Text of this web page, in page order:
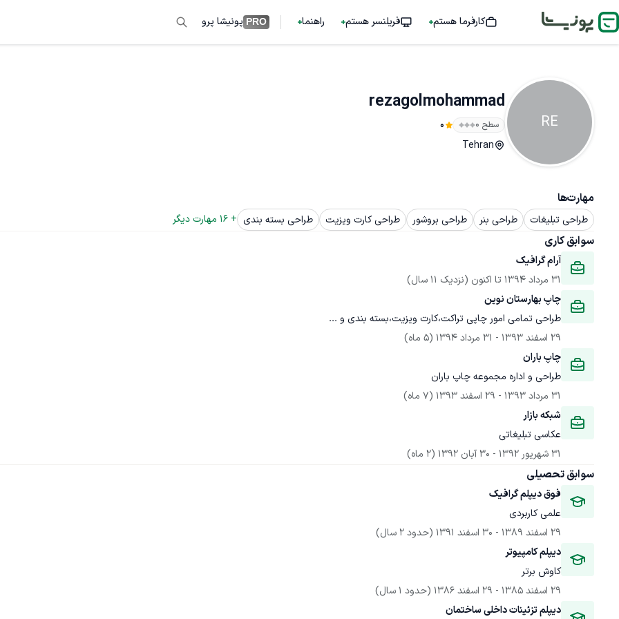
کارفرما هستم فریلنسر هستم راهنما PRO پونیشا پرو
RE
rezagolmohammad
سطح ۰ 0
Tehran
مهارت‌ها
طراحی تبلیغات طراحی بنر طراحی بروشور طراحی کارت ویزیت طراحی بسته بندی +
16 مهارت دیگر
سوابق کاری
آرام گرافیک
31 مرداد 1394
تا اکنون (نزدیک 11 سال)
چاپ بهارستان نوین
طراحی تمامی امور چاپی تراکت،کارت ویزیت،بسته بندی و ...
29 اسفند 1393
- 31 مرداد 1394
(5 ماه)
چاپ باران
طراحی و اداره مجموعه چاپ باران
31 مرداد 1393
- 29 اسفند 1393
(7 ماه)
شبکه بازار
عکاسی تبلیغاتی
31 شهریور 1392
- 30 آبان 1392 (2 ماه)
سوابق تحصیلی
فوق دیپلم گرافیک
علمی کاربردی
29 اسفند 1389
- 30 اسفند 1391
(حدود 2 سال)
دیپلم کامپیوتر
کاوش برتر
29 اسفند 1385
- 29 اسفند 1386
(حدود 1 سال)
دیپلم تزئینات داخلی ساختمان